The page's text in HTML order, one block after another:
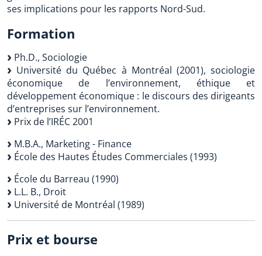
ses implications pour les rapports Nord-Sud.
Formation
Ph.D., Sociologie
Université du Québec à Montréal (2001), sociologie
économique de l’environnement, éthique et
développement économique : le discours des dirigeants
d’entreprises sur l’environnement.
Prix de l’IRÉC 2001
M.B.A., Marketing - Finance
École des Hautes Études Commerciales (1993)
École du Barreau (1990)
L.L. B., Droit
Université de Montréal (1989)
Prix et bourse